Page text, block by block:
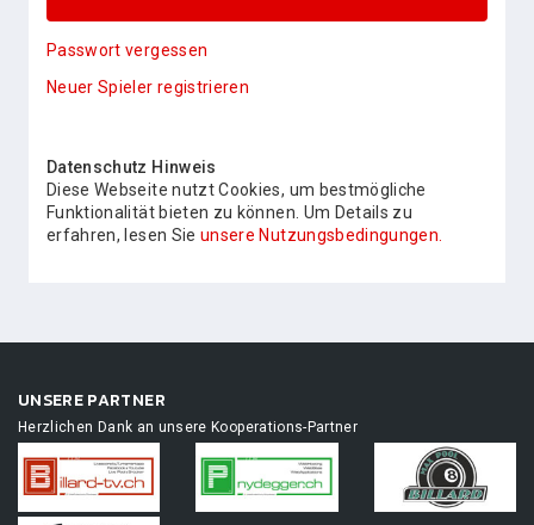
Passwort vergessen
Neuer Spieler registrieren
Datenschutz Hinweis
Diese Webseite nutzt Cookies, um bestmögliche
Funktionalität bieten zu können. Um Details zu
erfahren, lesen Sie unsere Nutzungsbedingungen.
UNSERE PARTNER
Herzlichen Dank an unsere Kooperations-Partner